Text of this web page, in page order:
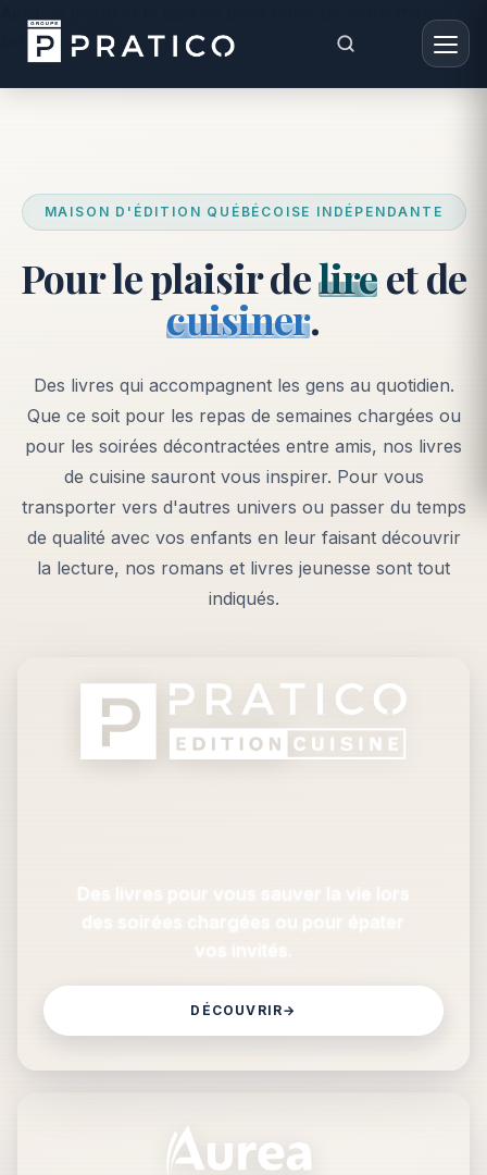
seront conservés. -->
MAISON D'ÉDITION QUÉBÉCOISE INDÉPENDANTE
Pour le plaisir delireet de
cuisiner.
Des livres qui accompagnent les gens au quotidien.
Que ce soit pour les repas de semaines chargées ou
pour les soirées décontractées entre amis, nos livres
de cuisine sauront vous inspirer. Pour vous
transporter vers d'autres univers ou passer du temps
de qualité avec vos enfants en leur faisant découvrir
la lecture, nos romans et livres jeunesse sont tout
indiqués.
Des livres pour vous sauver la vie lors
des soirées chargées ou pour épater
vos invités.
DÉCOUVRIR→